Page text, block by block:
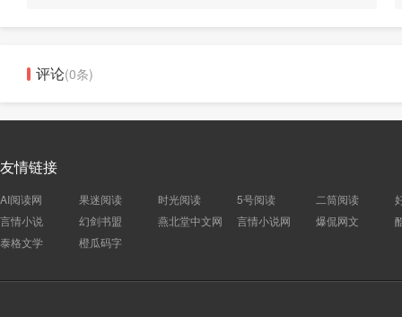
评论(0条)
友情链接
AI阅读网 果迷阅读 时光阅读 5号阅读 二筒阅读
言情小说
幻剑书盟 燕北堂中文网 言情小说网 爆侃网文
泰格文学
橙瓜码字